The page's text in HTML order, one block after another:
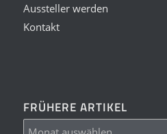
Aussteller werden
Kontakt
FRÜHERE ARTIKEL